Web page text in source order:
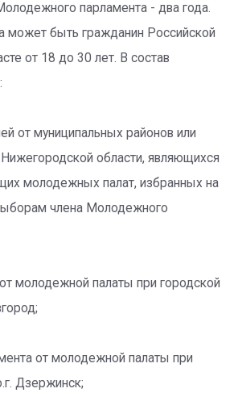
парламента - два года.
может быть гражданин Российской
от 18 до 30 лет. В состав
от муниципальных районов или
Нижегородской области, являющихся
молодежных палат, избранных на
члена Молодежного
молодежной палаты при городской
от молодежной палаты при
Дзержинск;